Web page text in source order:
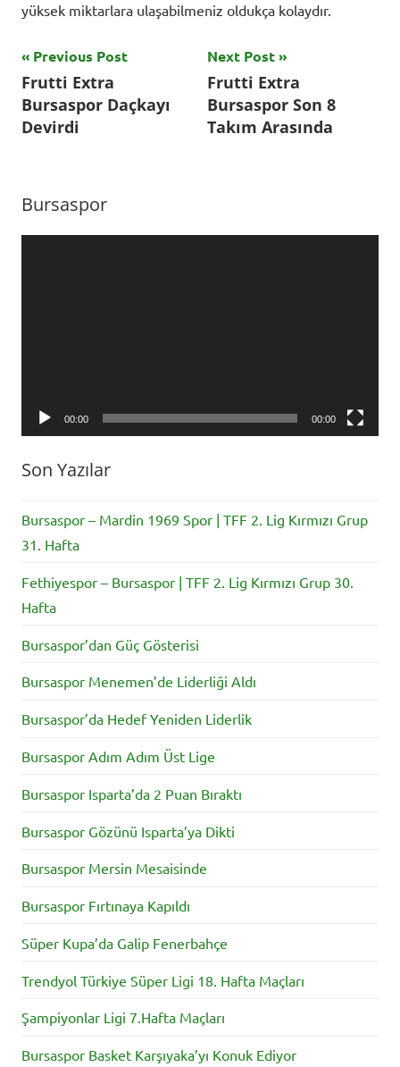
yüksek miktarlara ulaşabilmeniz oldukça kolaydır.
Tagged
with
altaş
denizlispor
Bursaspor,
Futbol,
Yazı
gezinmesi
Previous Post
Frutti Extra
Bursaspor Daçkayı
Devirdi
Next Post
Frutti Extra
Bursaspor Son 8
Takım Arasında
Bursaspor
00:00 00:00
Son Yazılar
Bursaspor – Mardin 1969 Spor | TFF 2. Lig Kırmızı Grup
31. Hafta
Fethiyespor – Bursaspor | TFF 2. Lig Kırmızı Grup 30.
Hafta
Bursaspor’dan Güç Gösterisi
Bursaspor Menemen’de Liderliği Aldı
Bursaspor’da Hedef Yeniden Liderlik
Bursaspor Adım Adım Üst Lige
Bursaspor Isparta’da 2 Puan Bıraktı
Bursaspor Gözünü Isparta’ya Dikti
Bursaspor Mersin Mesaisinde
Bursaspor Fırtınaya Kapıldı
Süper Kupa’da Galip Fenerbahçe
Trendyol Türkiye Süper Ligi 18. Hafta Maçları
Şampiyonlar Ligi 7.Hafta Maçları
Bursaspor Basket Karşıyaka’yı Konuk Ediyor